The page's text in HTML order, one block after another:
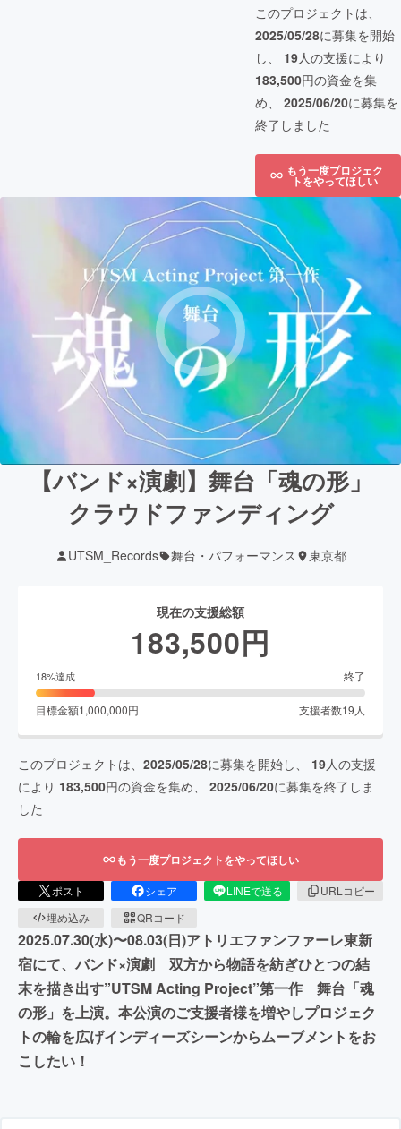
このプロジェクトは、
2025/05/28に募集を開始
し、 19人の支援により
183,500円の資金を集
め、 2025/06/20に募集を
終了しました
もう一度プロジェク
トをやってほしい
【バンド×演劇】舞台「魂の形」
クラウドファンディング
UTSM_Records 舞台・パフォーマンス 東京都
現在の支援総額
183,500円
18%達成 終了
目標金額1,000,000円 支援者数19 人
このプロジェクトは、 2025/05/28に募集を開始し、 19人の支援
により 183,500円の資金を集め、 2025/06/20に募集を終了しま
した
もう一度プロジェクトをやってほしい
ポスト シェア LINEで送る
URLコピー
埋め込み
QRコード
2025.07.30(水)〜08.03(日)アトリエファンファーレ東新
宿にて、バンド×演劇 双方から物語を紡ぎひとつの結
末を描き出す”UTSM Acting Project”第一作 舞台「魂
の形」を上演。本公演のご支援者様を増やしプロジェク
トの輪を広げインディーズシーンからムーブメントをお
こしたい！